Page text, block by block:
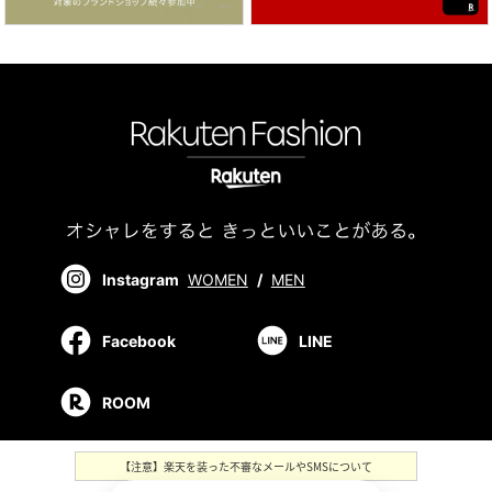
Instagram WOMEN / MEN
Facebook LINE
ROOM
【注意】楽天を装った不審なメールやSMSについて